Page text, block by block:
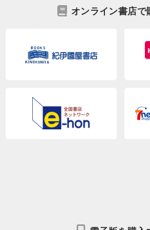
オンライン書店で